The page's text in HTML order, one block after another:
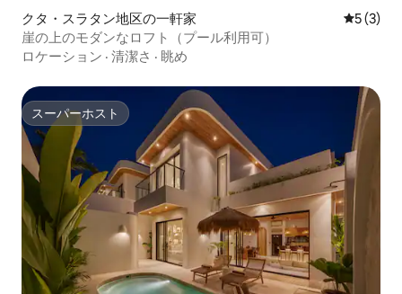
クタ・スラタン地区の一軒家 レビュー
5 (3)
崖の上のモダンなロフト（プール利用可）
ロケーション · 清潔さ · 眺め
スーパーホスト
スーパーホスト